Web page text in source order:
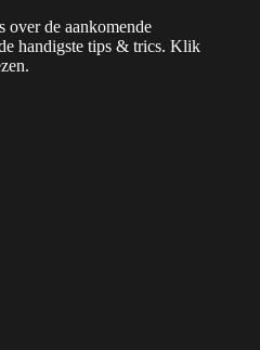
over de aankomende
handigste tips & trics. Klik